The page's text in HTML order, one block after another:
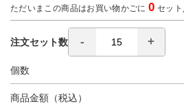
ただいまこの商品はお買い物かごに0 セッ
注文セット数
個数
商品金額（税込）